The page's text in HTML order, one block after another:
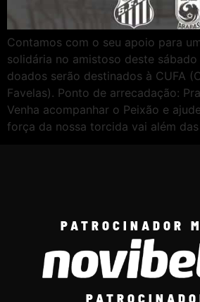
Contamos com o seu apoio para
solidária no amistoso deste
doados serão destinados à CUFA
Favelas). Ponto de arrecadação:
Venha acompanhar o Peixão e
força da nossa torcida vai além
PATROCINADOR